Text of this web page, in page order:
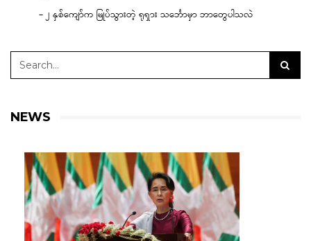
– ၂ နှစ်ကျော်က မြုပ်သွားတဲ့ ရုရှား သင်္ဘောမှာ ဘာတွေပါသလဲ
NEWS